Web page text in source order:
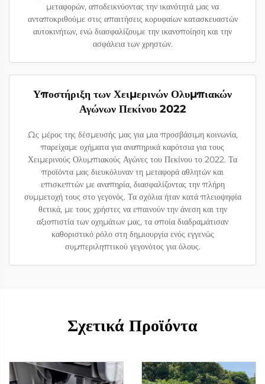
μεταφορών, αποδεικνύοντας την ικανότητά μας να
ανταποκριθούμε στις απαιτήσεις κορυφαίων κατασκευαστών
αυτοκινήτων, ενώ διασφαλίζουμε την ικανοποίηση και την
ασφάλεια των χρηστών.
Υποστήριξη των Χειμερινών Ολυμπιακών
Αγώνων Πεκίνου 2022
Ως μέρος της δέσμευσής μας για μια προσβάσιμη κοινωνία,
παρείχαμε οχήματα για αναπηρικά καρότσια για τους
Χειμερινούς Ολυμπιακούς Αγώνες του Πεκίνου το 2022. Τα
προϊόντα μας διευκόλυναν τη μεταφορά αθλητών και
επισκεπτών με αναπηρία, διασφαλίζοντας την πλήρη
συμμετοχή τους στο γεγονός. Τα σχόλια ήταν κατά πλειοψηφία
θετικά, με τους χρήστες να επαινούν την άνεση και την
αξιοπιστία των οχημάτων μας, τα οποία διαδραμάτισαν
καθοριστικό ρόλο στη δημιουργία ενός εγγενώς
συμπεριληπτικού γεγονότος για όλους.
Σχετικά Προϊόντα